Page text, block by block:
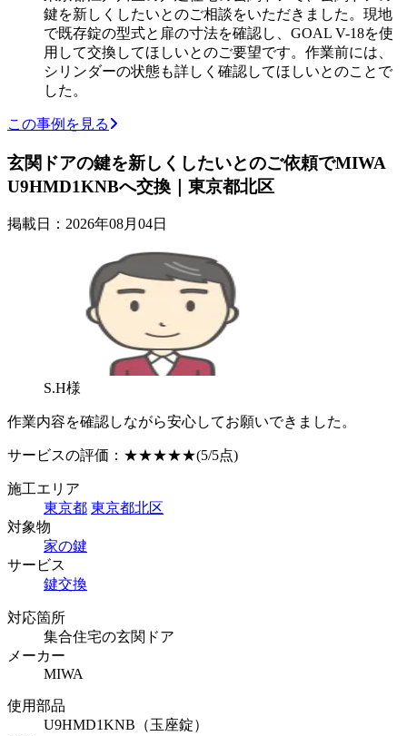
鍵を新しくしたいとのご相談をいただきました。現地
で既存錠の型式と扉の寸法を確認し、GOAL V-18を使
用して交換してほしいとのご要望です。作業前には、
シリンダーの状態も詳しく確認してほしいとのことで
した。
この事例を見る
玄関ドアの鍵を新しくしたいとのご依頼でMIWA
U9HMD1KNBへ交換｜東京都北区
掲載日：2026年08月04日
S.H様
作業内容を確認しながら安心してお願いできました。
サービスの評価： ★★★★★(5/5点)
施工エリア
東京都 東京都北区
対象物
家の鍵
サービス
鍵交換
対応箇所
集合住宅の玄関ドア
メーカー
MIWA
使用部品
U9HMD1KNB（玉座錠）